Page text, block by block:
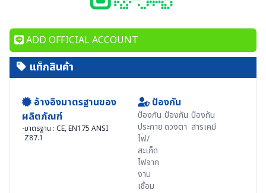
ADD OFFICIAL ACCOUNT
แท็กสินค้า
อ้างอิงมาตรฐานของ
ผลิตภัณฑ์
-มาตรฐาน : CE, EN175 ANSI
Z87.1
ป้องกัน
ป้องกัน
ประกาย
ไฟ/
สะเก็ด
ไฟจาก
งาน
เชื่อม
ป้องกัน
ดวงตา
ป้องกัน
สารเคมี